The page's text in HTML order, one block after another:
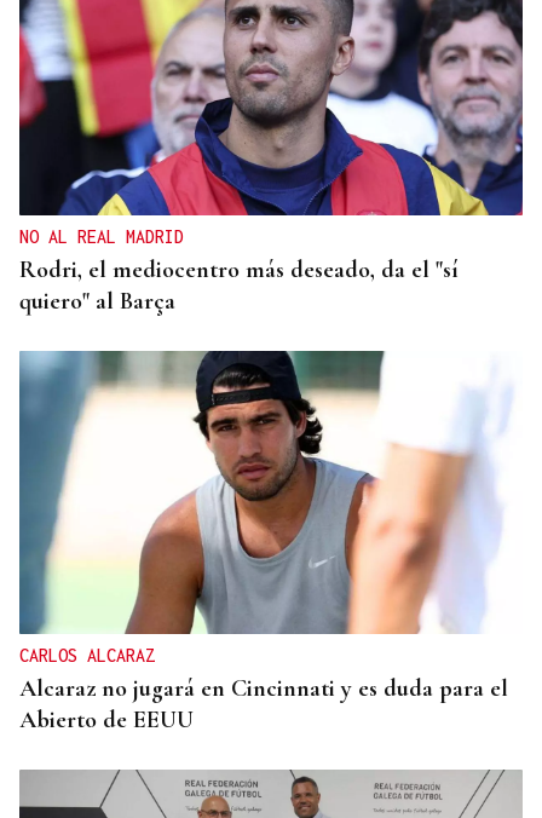
NO AL REAL MADRID
Rodri, el mediocentro más deseado, da el "sí
quiero" al Barça
CARLOS ALCARAZ
Alcaraz no jugará en Cincinnati y es duda para el
Abierto de EEUU